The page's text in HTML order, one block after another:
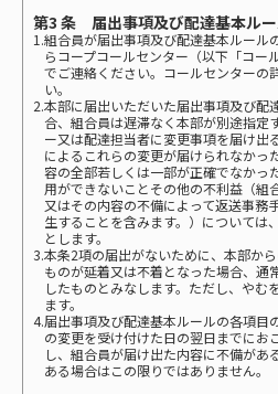
第3 条 届出事項及び配達基本ル
1.組合員が届出事項及び配達基本ルール
らコープコールセンター（以下「コー
でご連絡ください。コールセンターの
い。
2.本部に届出いただいた届出事項及び配
合、組合員は遅滞なく本部が別途指定
ー又は配達担当者に変更事項を届け出
によるこれらの変更が届けられなかっ
容の全部若しくは一部が正確でなかっ
用ができないことその他の不利益（組
又はその内容の不備によって返送事務
生することを含みます。）については
とします。
3.本条2項の届出がないために、本部か
ものが延着又は不着となった場合、通
したものとみなします。ただし、やむ
ます。
4.届出事項及び配達基本ルールの各項目
の変更を受け付けた日の翌日までにお
し、組合員が届け出た内容に不備があ
ある場合はこの限りではありません。